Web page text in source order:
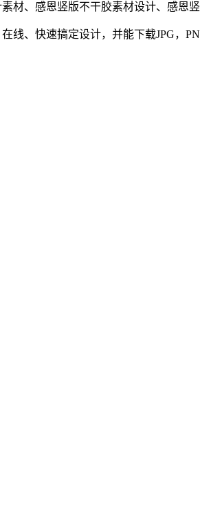
材、 感恩竖版不干胶素材设计、 感恩
线、快速搞定设计，并能下载JPG，